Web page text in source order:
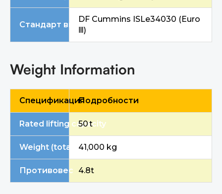
Стандарт выбросов
DF Cummins ISLe34030 (Euro
Ⅲ)
Weight Information
СпецификацияПодробности
Rated lifting capacity
50 t
Weight (total machine)
41,000 kg
Противовес 4.8t